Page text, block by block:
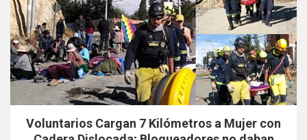
Voluntarios Cargan 7 Kilómetros a Mujer con